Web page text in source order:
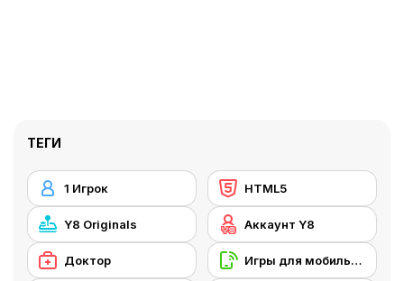
ТЕГИ
1 Игрок HTML5
Y8 Originals Аккаунт Y8
Доктор Игры для мобильных телефонов